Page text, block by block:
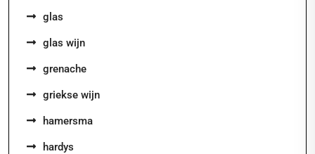
glas
glas wijn
grenache
griekse wijn
hamersma
hardys